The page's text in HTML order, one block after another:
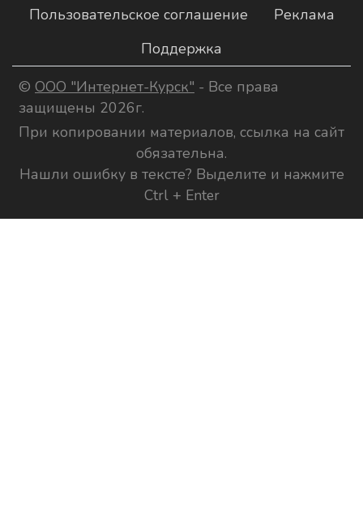
Пользовательское соглашение
Реклама
Поддержка
© ООО "Интернет-Курск" - Все права
защищены 2026г.
При копировании материалов, ссылка на сайт
обязательна.
Нашли ошибку в тексте? Выделите и нажмите
Ctrl + Enter